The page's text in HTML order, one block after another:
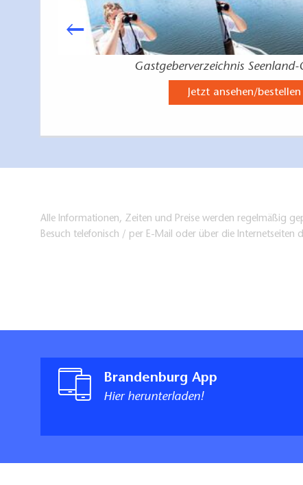
Gastgeberverzeichnis Seenland-
Jetzt ansehen/bestellen
Alle Informationen, Zeiten und Preise werden regelmäßig
Besuch telefonisch / per E-Mail oder über die Internetseiten
Brandenburg App
Hier herunterladen!